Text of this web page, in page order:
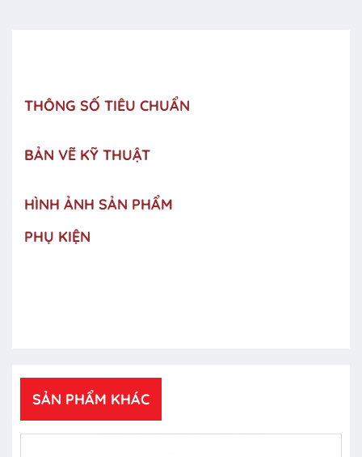
THÔNG SỐ TIÊU CHUẨN
BẢN VẼ KỸ THUẬT
HÌNH ẢNH SẢN PHẨM
PHỤ KIỆN
SẢN PHẨM KHÁC